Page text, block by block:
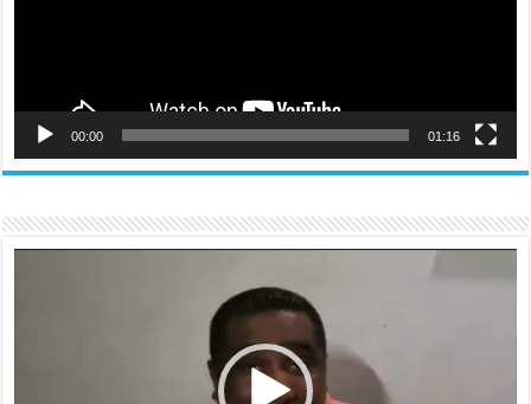
00:00 01:16
Reproductor